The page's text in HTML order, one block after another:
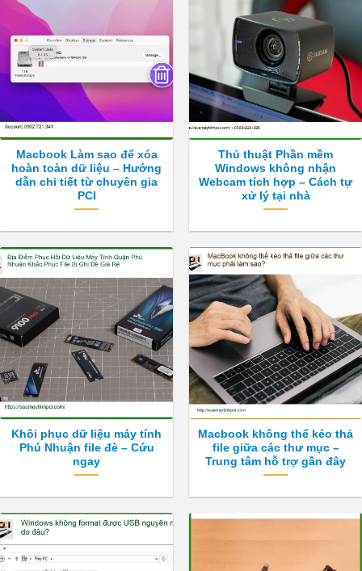
Macbook Làm sao để xóa
hoàn toàn dữ liệu – Hướng
dẫn chi tiết từ chuyên gia
PCI
Thủ thuật Phần mềm
Windows không nhận
Webcam tích hợp – Cách tự
xử lý tại nhà
Khôi phục dữ liệu máy tính
Phú Nhuận file đè – Cứu
ngay
Macbook không thể kéo thả
file giữa các thư mục –
Trung tâm hỗ trợ gần đây